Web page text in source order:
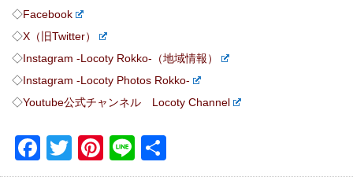
◇Facebook
◇X（旧Twitter）
◇Instagram -Locoty Rokko-（地域情報）
◇Instagram -Locoty Photos Rokko-
◇Youtube公式チャンネル Locoty Channel
Facebook
TwitterPinterest
Line
有